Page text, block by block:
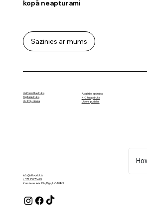
kopā neapturami
Sazinies ar mums
info@attaprint.lv
+37125776699
Kandavas iela 29a, Rīga, LV-1083
Lielformāta druka
Digitālā druka
Uzlīmju druka
Apģērba apdruka
Krūžu apdruka
Ūdens pudeles